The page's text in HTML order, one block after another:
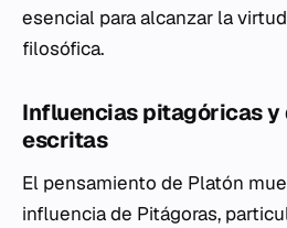
esencial para alcanzar la
filosófica.
Influencias pitagóricas y
escritas
El pensamiento de Platón
influencia de Pitágoras,